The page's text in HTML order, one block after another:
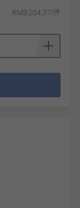
RMB204.37/件